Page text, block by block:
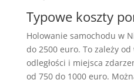
Typowe koszty
Holowanie samochodu w
do 2500 euro. To zależy
odległości i miejsca
od 750 do 1000 euro.